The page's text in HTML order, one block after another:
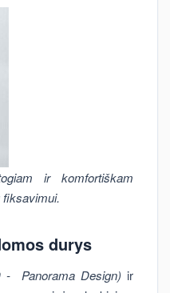
ir komfortiškam
durys
- Panorama Design) ir